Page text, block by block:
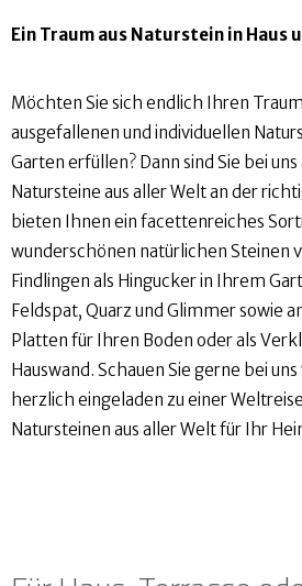
Ein Traum aus Naturstein in Haus
Möchten Sie sich endlich Ihren
ausgefallenen und individuellen
Garten erfüllen? Dann sind Sie bei
Natursteine aus aller Welt an der
bieten Ihnen ein facettenreiches
wunderschönen natürlichen Steinen
Findlingen als Hingucker in Ihrem
Feldspat, Quarz und Glimmer sowie
Platten für Ihren Boden oder als
Hauswand. Schauen Sie gerne bei
herzlich eingeladen zu einer
Natursteinen aus aller Welt für Ihr